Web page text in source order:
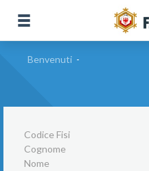
Benvenuti -
Codice Fisi
Cognome
Nome